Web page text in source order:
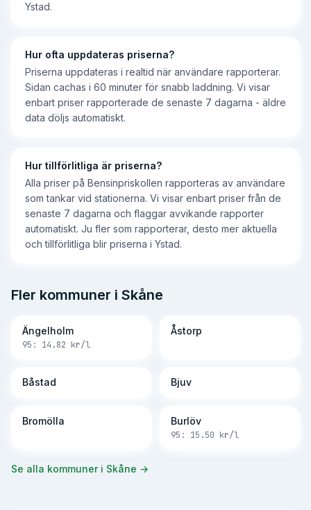
Ystad.
Hur ofta uppdateras priserna?
Priserna uppdateras i realtid när användare rapporterar.
Sidan cachas i 60 minuter för snabb laddning. Vi visar
enbart priser rapporterade de senaste 7 dagarna - äldre
data döljs automatiskt.
Hur tillförlitliga är priserna?
Alla priser på Bensinpriskollen rapporteras av användare
som tankar vid stationerna. Vi visar enbart priser från de
senaste 7 dagarna och flaggar avvikande rapporter
automatiskt. Ju fler som rapporterar, desto mer aktuella
och tillförlitliga blir priserna i Ystad.
Fler kommuner i Skåne
Ängelholm
95: 14.82 kr/l
Åstorp
Båstad Bjuv
Bromölla Burlöv
95: 15.50 kr/l
Se alla kommuner i Skåne →